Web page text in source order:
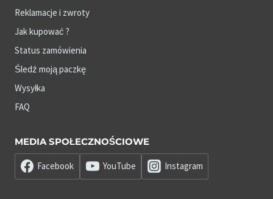
Reklamacje i zwroty
Jak kupować ?
Status zamówienia
Śledź moją paczkę
Wysyłka
FAQ
MEDIA SPOŁECZNOŚCIOWE
Facebook YouTube Instagram